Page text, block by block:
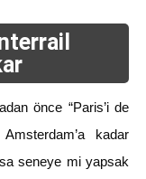
önce “Paris’i de
kadar
seneye mi yapsak